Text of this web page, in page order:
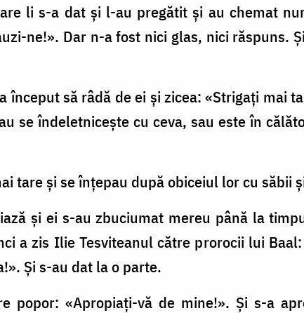
li s-a dat şi l-au pregătit şi au chemat
ne!». Dar n-a fost nici glas, nici răspuns.
început să râdă de ei şi zicea: «Strigaţi mai
se îndeletniceşte cu ceva, sau este în
tare şi se înţepau după obiceiul lor cu săbii
şi ei s-au zbuciumat mereu până la
a zis Ilie Tesviteanul către prorocii lui
Și s-au dat la o parte.
popor: «Apropiaţi-vă de mine!». Şi s-a